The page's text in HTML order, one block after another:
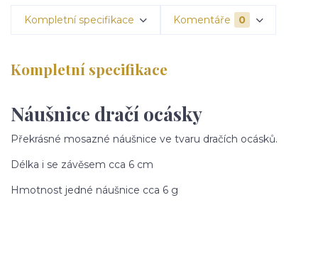
Kompletní specifikace Komentáře 0
Kompletní specifikace
Náušnice dračí ocásky
Překrásné mosazné náušnice ve tvaru dračích ocásků.
Délka i se závěsem cca 6 cm
Hmotnost jedné náušnice cca 6 g